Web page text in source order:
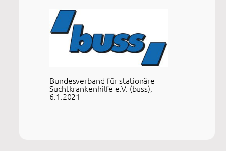
Bundesverband für stationäre
Suchtkrankenhilfe e.V. (buss),
6.1.2021